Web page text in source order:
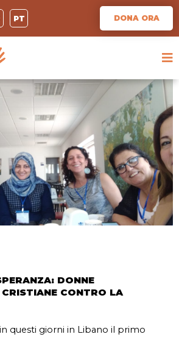
PT DONA ORA
DONNE
CRISTIANE CONTRO LA
questi giorni in Libano il primo